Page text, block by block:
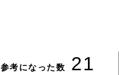
参考になった数 21